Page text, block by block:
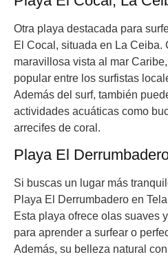
Otra playa destacada para
El Cocal, situada en La Ceiba.
maravillosa vista al mar
popular entre los surfistas
Además del surf, también
actividades acuáticas como
arrecifes de coral.
Playa El
Si buscas un lugar más
Playa El Derrumbadero en
Esta playa ofrece olas suaves
para aprender a surfear o
Además, su belleza natural